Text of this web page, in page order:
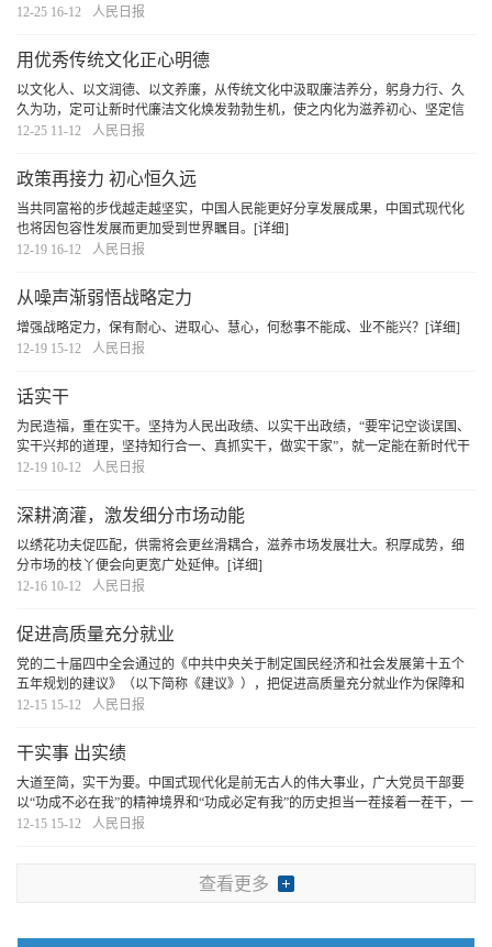
落实习近平总书记关于青年工作的重要论述和党中央决策部署，加强青年理想
12-25 16-12 人民日报
用优秀传统文化正心明德
以文化人、以文润德、以文养廉，从传统文化中汲取廉洁养分，躬身力行、久
久为功，定可让新时代廉洁文化焕发勃勃生机，使之内化为滋养初心、坚定信
念、涵养道德的思想自觉和行动自觉。
12-25 11-12 人民日报
政策再接力 初心恒久远
当共同富裕的步伐越走越坚实，中国人民能更好分享发展成果，中国式现代化
也将因包容性发展而更加受到世界瞩目。 [详细]
12-19 16-12
人民日报
从噪声渐弱悟战略定力
增强战略定力，保有耐心、进取心、慧心，何愁事不能成、业不能兴？ [详细]
12-19 15-12
人民日报
话实干
为民造福，重在实干。坚持为人民出政绩、以实干出政绩，“要牢记空谈误国、
实干兴邦的道理，坚持知行合一、真抓实干，做实干家”，就一定能在新时代干
出一番事业，实现中华民族伟大复兴。
12-19 10-12 人民日报
深耕滴灌，激发细分市场动能
以绣花功夫促匹配，供需将会更丝滑耦合，滋养市场发展壮大。积厚成势，细
分市场的枝丫便会向更宽广处延伸。 [详细]
12-16 10-12
人民日报
促进高质量充分就业
党的二十届四中全会通过的《中共中央关于制定国民经济和社会发展第十五个
五年规划的建议》（以下简称《建议》），把促进高质量充分就业作为保障和
改善民生的重要内容，提出新要求、作出新部署。这是以习近平同志为核心的
12-15 15-12 人民日报
干实事 出实绩
大道至简，实干为要。中国式现代化是前无古人的伟大事业，广大党员干部要
以“功成不必在我”的精神境界和“功成必定有我”的历史担当一茬接着一茬干，一
步一个脚印走，奋力实现明年经济社会发展目标任务，确保“十五五”开好局、起
12-15 15-12 人民日报
查看更多